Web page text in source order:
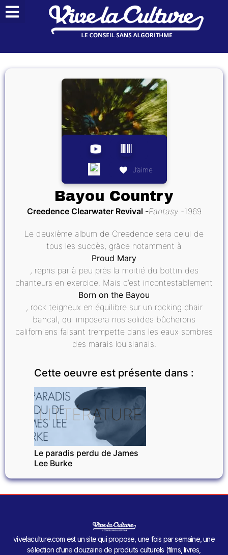
J’aime
Bayou Country
Creedence Clearwater Revival Fantasy 1969
Le deuxième album de Creedence sera celui de
tous les succès, grâce notamment à
Proud Mary
, repris par à peu près la moitié du bottin des
chanteurs en exercice. Mais c’est incontestablement
Born on the Bayou
, rock teigneux en équilibre sur un rocking chair
bancal, qui imposera nos solides bûcherons
californiens faisant trempette dans les eaux sombres
des marais louisianais.
Cette oeuvre est présente dans :
LITTÉRATURE
Le paradis perdu de James
Lee Burke
vivelaculture.com est un site qui propose, une fois par semaine, une
sélection d’une douzaine de produits culturels (films, livres,